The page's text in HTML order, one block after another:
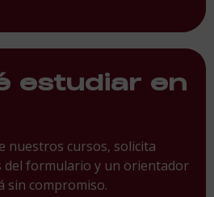
estudiar en
nuestros cursos, solicita
del formulario y un orientador
sin compromiso.